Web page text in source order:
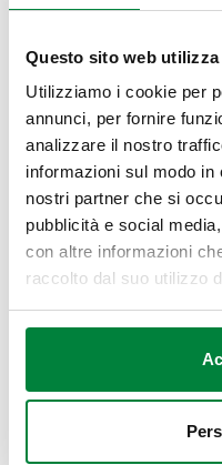
Questo sito web
Utilizziamo i cookie per
annunci, per fornire
analizzare il nostro
informazioni sul modo
nostri partner che si
pubblicità e social
con altre informazioni
raccolto dal suo utilizzo
dove è più bello lavorare -
Statista, istituto
interviste di 5-10 minuti in
dipendenti di imprese che
persone. Tra le 12
Su una scala da 0 a 10,
raccomanderebbe la sua
familiare?
”. Da
del tutto indipendente.
Nel proprio settore,
Siemens, al primo
Ci impegneremo per